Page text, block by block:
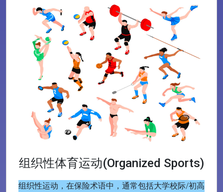
组织性体育运动(Organized Sports)
组织性运动，在保险术语中，通常包括大学校际/初高